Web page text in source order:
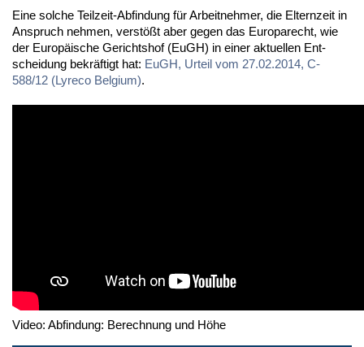
Ei­ne sol­che Teil­zeit-Ab­fin­dung für Ar­beit­neh­mer, die El­tern­zeit in
An­spruch neh­men, ver­stößt aber ge­gen das Eu­ro­pa­recht, wie
der Eu­ro­päi­sche Ge­richts­hof (EuGH) in ei­ner ak­tu­el­len Ent­
schei­dung be­kräf­tigt hat: EuGH, Ur­teil vom 27.02.2014, C-
588/12 (Ly­re­co Bel­gi­um).
Video: Abfindung: Berechnung und Höhe